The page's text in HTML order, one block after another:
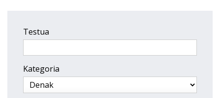
Testua
Kategoria